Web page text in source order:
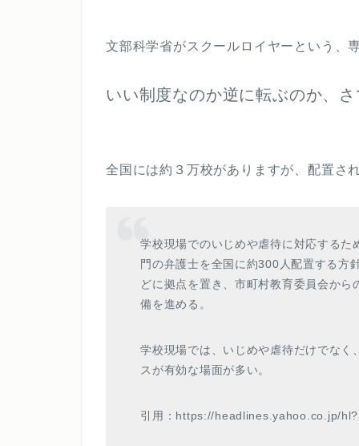
文部科学省がスクールロイヤーという、
いい制度なのか逆に転ぶのか、
全国には約３万校がありますが、配置さ
学校現場でのいじめや虐待に対応するた
門の弁護士を全国に約300人配置する方
どに拠点を置き、市町村教育委員会か
備を進める。
学校現場では、いじめや虐待だけでな
スが有効な場面が多い。
引用：https://headlines.yahoo.co.jp/